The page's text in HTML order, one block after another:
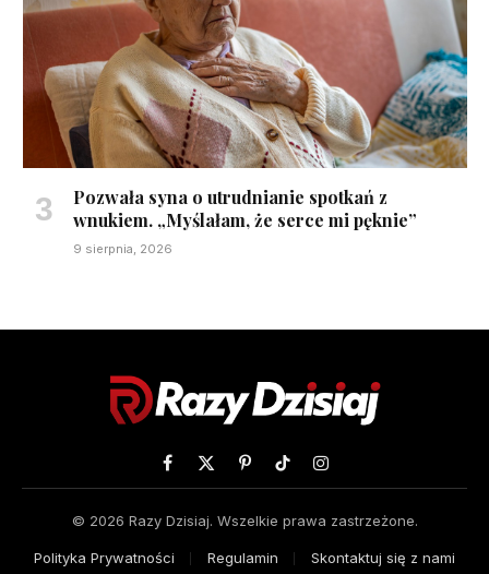
Pozwała syna o utrudnianie spotkań z
wnukiem. „Myślałam, że serce mi pęknie”
9 sierpnia, 2026
Facebook
X
PinterestTikTokInstagram
© 2026 Razy Dzisiaj. Wszelkie prawa zastrzeżone.
Polityka Prywatności Regulamin Skontaktuj się z nami